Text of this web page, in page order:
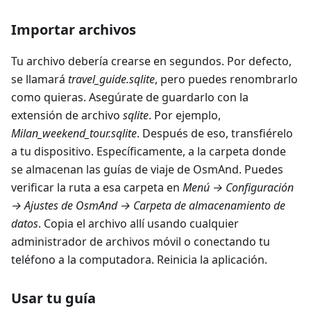
Importar archivos
Tu archivo debería crearse en segundos. Por defecto,
se llamará travel_guide.sqlite, pero puedes renombrarlo
como quieras. Asegúrate de guardarlo con la
extensión de archivo sqlite. Por ejemplo,
Milan_weekend_tour.sqlite. Después de eso, transfiérelo
a tu dispositivo. Específicamente, a la carpeta donde
se almacenan las guías de viaje de OsmAnd. Puedes
verificar la ruta a esa carpeta en Menú → Configuración
→ Ajustes de OsmAnd → Carpeta de almacenamiento de
datos. Copia el archivo allí usando cualquier
administrador de archivos móvil o conectando tu
teléfono a la computadora. Reinicia la aplicación.
Usar tu guía